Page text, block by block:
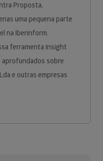
Proposta,
uma pequena parte
na Iberinform.
ferramenta Insight
aprofundados sobre
e outras empresas